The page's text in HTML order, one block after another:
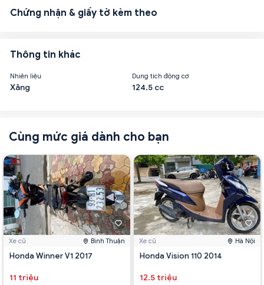
Chứng nhận & giấy tờ kèm theo
Thông tin khác
Nhiên liệu
Xăng
Dung tích động cơ
124.5 cc
Cùng mức giá dành cho bạn
Xe cũ Bình Thuận
Honda Winner V1 2017
11 triệu
Xe cũ Hà Nội
Honda Vision 110 2014
12.5 triệu